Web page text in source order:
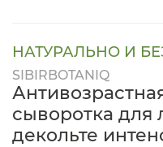
НАТУРАЛЬНО И
SIBIRBOTANIQ
сыворотка для
декольте